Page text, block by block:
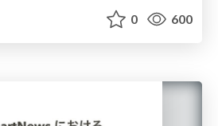
0 600